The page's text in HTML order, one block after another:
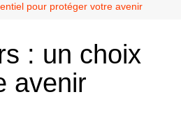
pour protéger votre avenir
: un choix
avenir